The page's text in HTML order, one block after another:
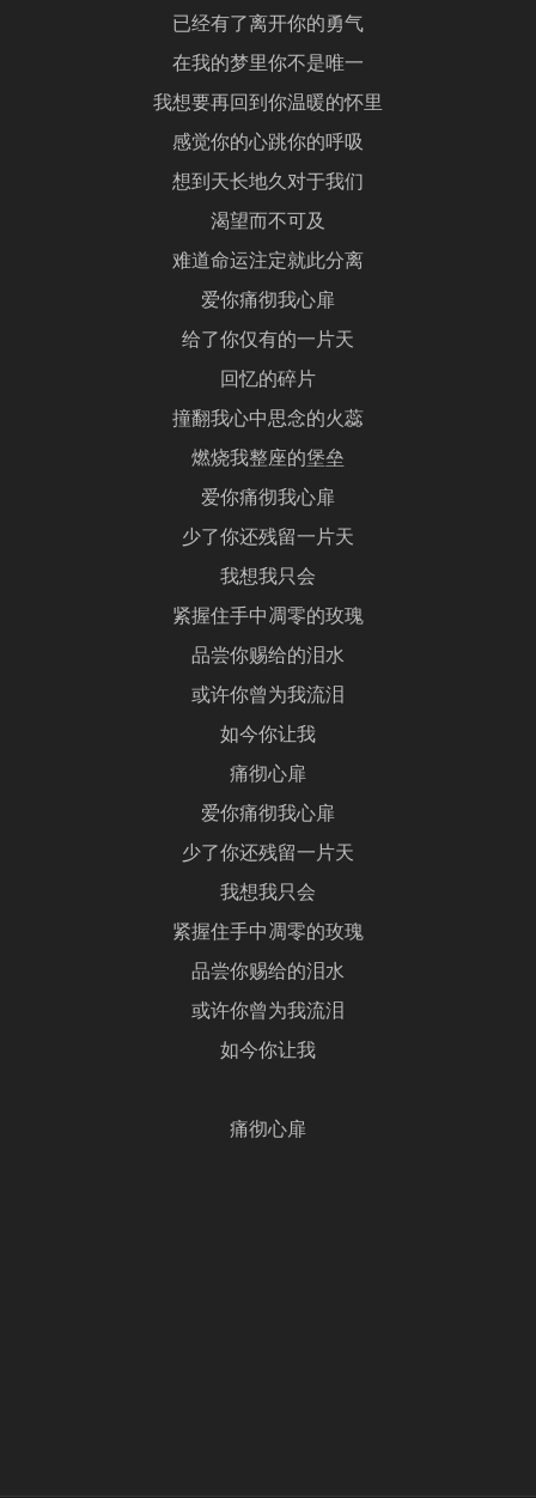
已经有了离开你的勇气
在我的梦里你不是唯一
我想要再回到你温暖的怀里
感觉你的心跳你的呼吸
想到天长地久对于我们
渴望而不可及
难道命运注定就此分离
爱你痛彻我心扉
给了你仅有的一片天
回忆的碎片
撞翻我心中思念的火蕊
燃烧我整座的堡垒
爱你痛彻我心扉
少了你还残留一片天
我想我只会
紧握住手中凋零的玫瑰
品尝你赐给的泪水
或许你曾为我流泪
如今你让我
痛彻心扉
爱你痛彻我心扉
少了你还残留一片天
我想我只会
紧握住手中凋零的玫瑰
品尝你赐给的泪水
或许你曾为我流泪
如今你让我
痛彻心扉